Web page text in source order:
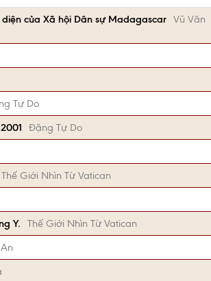
của Xã hội Dân sự Madagascar Vũ Văn
Tự Do
Đặng Tự Do
Thế Giới Nhìn Từ Vatican
Y.
Thế Giới Nhìn Từ Vatican